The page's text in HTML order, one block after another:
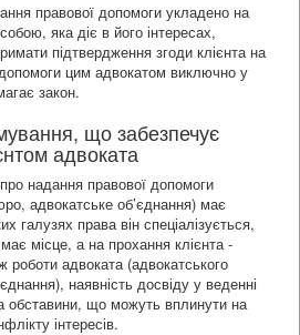
правової допомоги укладено на
яка діє в його інтересах,
підтвердження згоди клієнта на
цим адвокатом виключно у
закон.
що забезпечує
адвоката
надання правової допомоги
адвокатське об’єднання) має
галузях права він спеціалізується,
місце, а на прохання клієнта -
роботи адвоката (адвокатського
наявність досвіду у веденні
обставини, що можуть вплинути на
інтересів.